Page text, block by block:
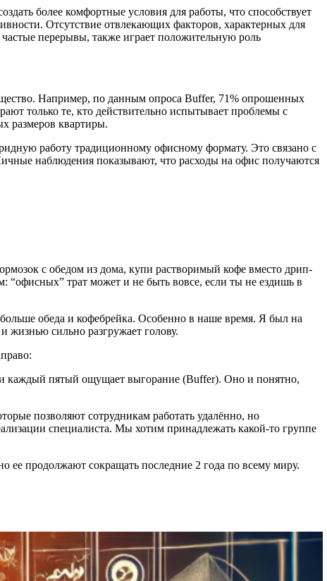
более комфортные условия для работы, что способствует
Отсутствие отвлекающих факторов, характерных для
перерывы, также играет положительную роль
Например, по данным опроса Buffer, 71% опрошенных
только те, кто действительно испытывает проблемы с
размеров квартиры.
работу традиционному офисному формату. Это связано с
наблюдения показывают, что расходы на офис получаются
с обедом из дома, купи растворимый кофе вместо дрип-
“офисных” трат может и не быть вовсе, если ты не ездишь в
обеда и кофебрейка. Особенно в наше время. Я был на
жизнью сильно разгружает голову.
каждый пятый ощущает выгорание (Buffer). Оно и понятно,
позволяют сотрудникам работать удалённо, но
специалиста. Мы хотим принадлежать какой-то группе
ее продолжают сокращать последние 2 года по всему миру.